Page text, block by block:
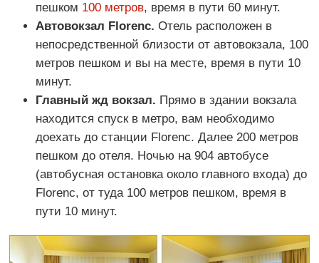
пешком 100 метров, время в пути 60 минут.
Автовокзал Florenc. Отель расположен в
непосредственной близости от автовокзала, 100
метров пешком и вы на месте, время в пути 10
минут.
Главный жд вокзал. Прямо в здании вокзала
находится спуск в метро, вам необходимо
доехать до станции Florenc. Далее 200 метров
пешком до отеля. Ночью на 904 автобусе
(автобусная остановка около главного входа) до
Florenc, от туда 100 метров пешком, время в
пути 10 минут.